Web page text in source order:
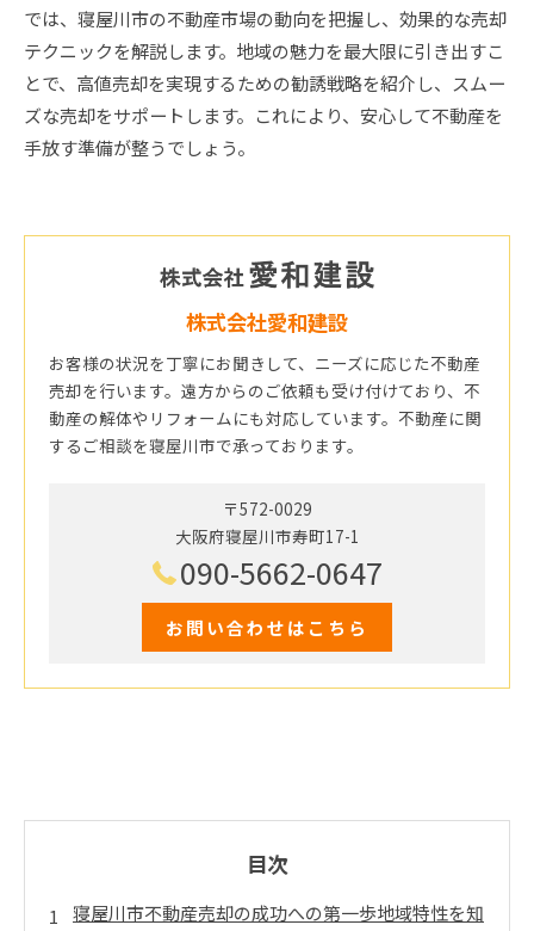
では、寝屋川市の不動産市場の動向を把握し、効果的な売却
テクニックを解説します。地域の魅力を最大限に引き出すこ
とで、高値売却を実現するための勧誘戦略を紹介し、スムー
ズな売却をサポートします。これにより、安心して不動産を
手放す準備が整うでしょう。
株式会社愛和建設
お客様の状況を丁寧にお聞きして、ニーズに応じた不動産
売却を行います。遠方からのご依頼も受け付けており、不
動産の解体やリフォームにも対応しています。不動産に関
するご相談を寝屋川市で承っております。
〒572-0029
大阪府寝屋川市寿町17-1
090-5662-0647
お問い合わせはこちら
目次
寝屋川市不動産売却の成功への第一歩地域特性を知